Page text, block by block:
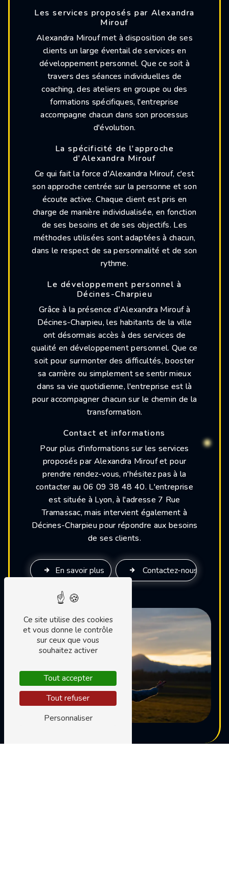
Les services proposés par Alexandra
Mirouf
Alexandra Mirouf met à disposition de ses
clients un large éventail de services en
développement personnel. Que ce soit à
travers des séances individuelles de
coaching, des ateliers en groupe ou des
formations spécifiques, l'entreprise
accompagne chacun dans son processus
d'évolution.
La spécificité de l'approche
d'Alexandra Mirouf
Ce qui fait la force d'Alexandra Mirouf, c'est
son approche centrée sur la personne et son
écoute active. Chaque client est pris en
charge de manière individualisée, en fonction
de ses besoins et de ses objectifs. Les
méthodes utilisées sont adaptées à chacun,
dans le respect de sa personnalité et de son
rythme.
Le développement personnel à
Décines-Charpieu
Grâce à la présence d'Alexandra Mirouf à
Décines-Charpieu, les habitants de la ville
ont désormais accès à des services de
qualité en développement personnel. Que ce
soit pour surmonter des difficultés, booster
sa carrière ou simplement se sentir mieux
dans sa vie quotidienne, l'entreprise est là
pour accompagner chacun sur le chemin de la
transformation.
Contact et informations
Pour plus d'informations sur les services
proposés par Alexandra Mirouf et pour
prendre rendez-vous, n'hésitez pas à la
contacter au 06 09 38 48 40. L'entreprise
est située à Lyon, à l'adresse 7 Rue
Tramassac, mais intervient également à
Décines-Charpieu pour répondre aux besoins
de ses clients.
En savoir plus Contactez-nous
Ce site utilise des cookies
et vous donne le contrôle
sur ceux que vous
souhaitez activer
Tout accepter
Tout refuser
Personnaliser